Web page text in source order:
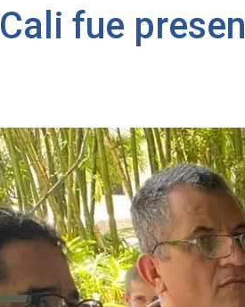
Cali fue